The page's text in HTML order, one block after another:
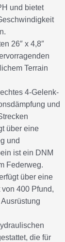
und bietet
26″ x 4,8″
Terrain
4-Gelenk-
und
über eine
und
ist ein DNM
Federweg.
über eine
400 Pfund,
die für